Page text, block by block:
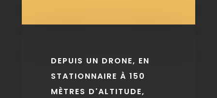
DEPUIS UN DRONE, EN
STATIONNAIRE À 150
MÈTRES D'ALTITUDE,